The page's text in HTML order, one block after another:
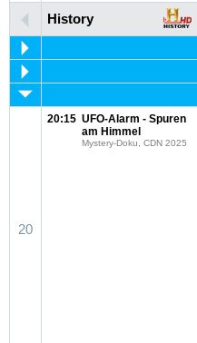
History
20
20:15 UFO-Alarm - Spuren
am Himmel
Mystery-Doku, CDN 2025